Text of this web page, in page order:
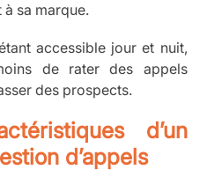
à sa marque.
accessible jour et nuit,
de rater des appels
des prospects.
d’un
d’appels